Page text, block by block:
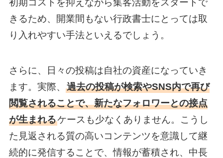
初期コストを抑えながら集客活動をスタートで
きるため、開業間もない行政書士にとっては取
り入れやすい手法といえるでしょう。
さらに、日々の投稿は自社の資産になっていき
ます。実際、 過去の投稿が検索やSNS内で再び
閲覧されることで、新たなフォロワーとの接点
が生まれるケースも少なくありません。こうし
た見返される質の高いコンテンツを意識して継
続的に発信することで、情報が蓄積され、中長